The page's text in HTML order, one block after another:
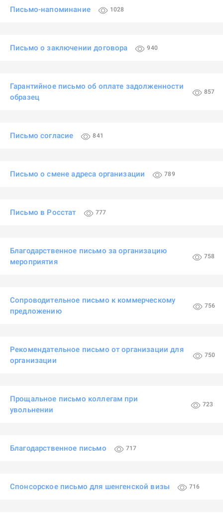
Письмо-напоминание 1028
Письмо о заключении договора 940
Гарантийное письмо об оплате задолженности
образец
857
Письмо согласие 841
Письмо о смене адреса организации 789
Письмо в Росстат 777
Благодарственное письмо за организацию
мероприятия
758
Сопроводительное письмо к коммерческому
предложению
756
Рекомендательное письмо от организации для
организации
750
Прощальное письмо коллегам при
увольнении
723
Благодарственное письмо 717
Спонсорское письмо для шенгенской визы 716